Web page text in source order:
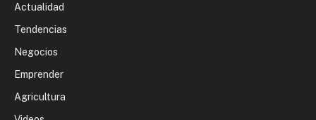
Actualidad
Tendencias
Negocios
Emprender
Agricultura